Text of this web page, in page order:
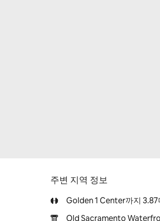
주변 지역 정보
Golden 1 Center까지 3.87
Old Sacramento